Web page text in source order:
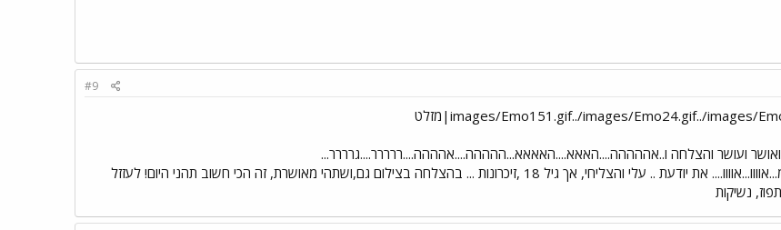
#9
מזל טוב ואושר ועושר והצלחה ו..אההההה....האאא....האאאא...ההההה....אהההה....ררררר....גרררר...
ארררר....האאאא....אהההה...מממ....מממ...אוווו...אוווו.... את יודעת .. עלי והצליחי, אך גיל 18 ,זיכרונות ... בהצלחה בצילום גם,ושתהי מאושרת, זה הכי חשוב תהני היום! לעזזל
נשיקות